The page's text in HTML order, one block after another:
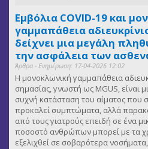
Εμβόλια COVID-19 και
γαμμαπάθεια
δείχνει μια μεγάλη
την ασφάλεια των
Άρθρα - Ενημέρωση: 17-04-2026 12:02
Η μονοκλωνική γαμμαπάθεια
σημασίας, γνωστή ως MGUS, είναι
συχνή κατάσταση του αίματος που
προκαλεί συμπτώματα, αλλά
από τους γιατρούς επειδή σε ένα
ποσοστό ανθρώπων μπορεί με τα
εξελιχθεί σε σοβαρότερα